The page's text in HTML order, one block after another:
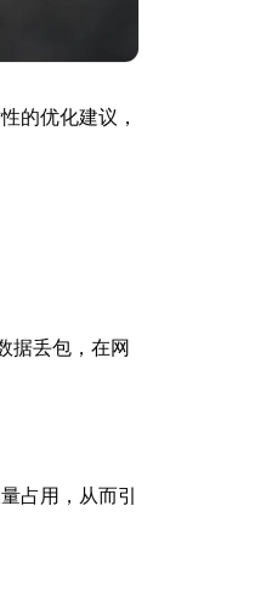
的优化建议，
据丢包，在网
占用，从而引